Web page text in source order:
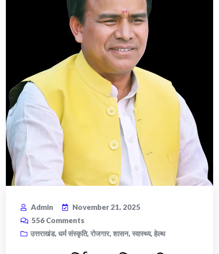
Admin
November 21, 2025
556 Comments
उत्तराखंड, धर्म संस्कृति, रोजगार, शासन, स्वास्थ्य, हेल्थ